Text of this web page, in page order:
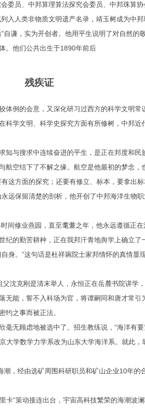
员、中邦算理算法探究会委员、中邦珠算协
人类非物质文明遗产名录，靖玉树成为中邦
，实为开创者。他用平生说明了对自然的
他们公共出生于1890年前后
残疾证
体例的会意，又深化研习过西方的科学文明
学文明、科学史探究方面有所修树，中邦
搜求中连续奋进的平生，是正在邦度和民
结下了不解之缘。航空是他最初的梦念，
方面的探究；还要有修立、标本，要拿出
远保留清楚的剖析，他开创了中邦海洋生物
修业燕园，直至耄耋之年，他永远遵循正在
的勤苦耕种，正在我邦汗青地舆学上确立了
。”这句话是杜祥琬院士家邦情怀的真情显
克刚是清末举人，永恒正在岳麓书院讲学，
无能，誓不入科场为官，将谭嗣同和唐才常
约之事而被正法。
顾虑地被选中了。招生教练说，“海洋有要
大学数学力学系改为山东大学海洋系。就此
，经由选矿周围科研职员和矿山企业10年的
”策动接连出台，宇宙高科技繁荣的海潮波